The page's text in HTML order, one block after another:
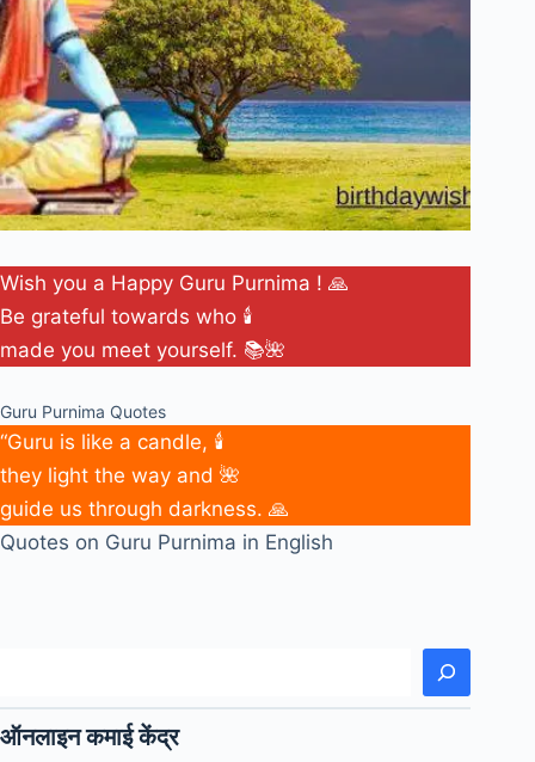
Wish you a Happy Guru Purnima ! 🙏
Be grateful towards who 🕯️
made you meet yourself. 📚🌺
Guru Purnima Quotes
“Guru is like a candle, 🕯️
they light the way and 🌺
guide us through darkness. 🙏
Quotes on Guru Purnima in English
ऑनलाइन कमाई केंद्र